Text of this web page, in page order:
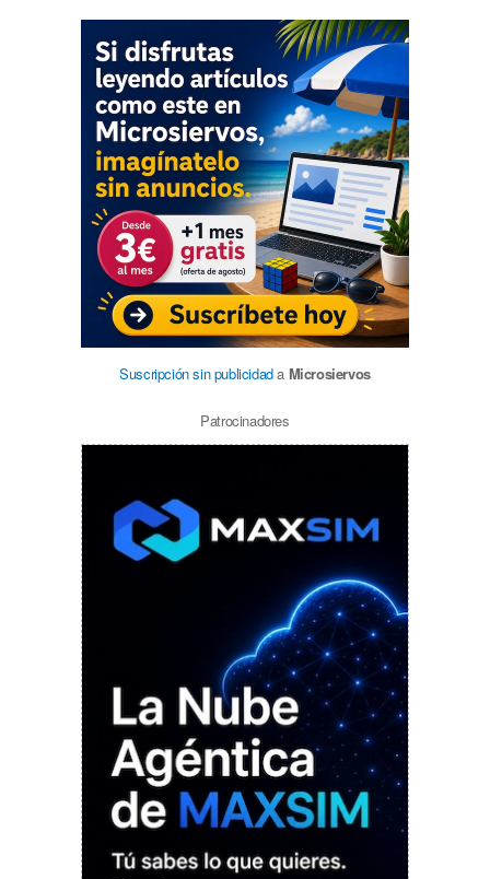
Suscripción sin publicidada Microsiervos
Patrocinadores